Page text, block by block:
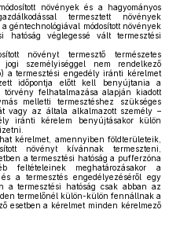
növények és a hagyományos
termesztett növények
géntechnológiával módosított növények
hatóság véglegessé vált termesztési
növényt termesztő természetes
személyiséggel nem rendelkező
a termesztési engedély iránti kérelmet
időpontja előtt kell benyújtania a
felhatalmazása alapján kiadott
melletti termesztéshez szükséges
vagy az általa alkalmazott személy –
iránti kérelem benyújtásakor külön
kérelmet, amennyiben földterületeik,
növényt kívánnak termeszteni,
a termesztési hatóság a pufferzóna
feltételeinek meghatározásakor a
a termesztés engedélyezéséről egy
a termesztési hatóság csak abban az
termelőnél külön-külön fennállnak a
esetben a kérelmet minden kérelmező